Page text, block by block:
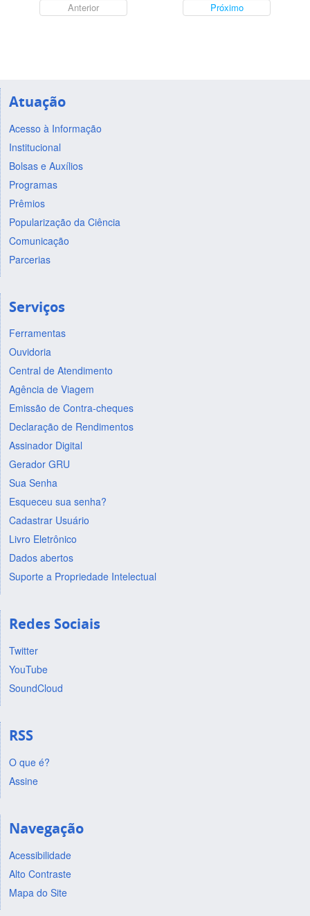
Anterior Próximo
Atuação
Acesso à Informação
Institucional
Bolsas e Auxílios
Programas
Prêmios
Popularização da Ciência
Comunicação
Parcerias
Serviços
Ferramentas
Ouvidoria
Central de Atendimento
Agência de Viagem
Emissão de Contra-cheques
Declaração de Rendimentos
Assinador Digital
Gerador GRU
Sua Senha
Esqueceu sua senha?
Cadastrar Usuário
Livro Eletrônico
Dados abertos
Suporte a Propriedade Intelectual
Redes Sociais
Twitter
YouTube
SoundCloud
RSS
O que é?
Assine
Navegação
Acessibilidade
Alto Contraste
Mapa do Site